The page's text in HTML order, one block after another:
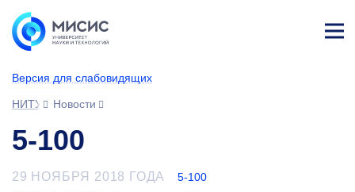
Версия для слабовидящих
НИТУ МИСИС
Новости
5-100
29 НОЯБРЯ 2018 ГОДА 5-100